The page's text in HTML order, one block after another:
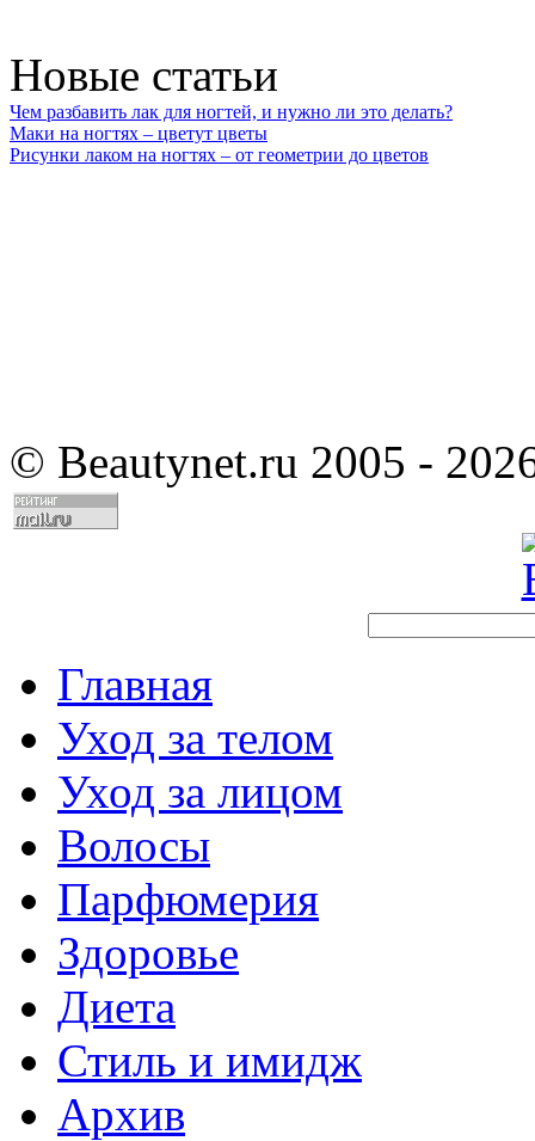
Новые статьи
Чем разбавить лак для ногтей, и нужно ли это делать?
Маки на ногтях – цветут цветы
Рисунки лаком на ногтях – от геометрии до цветов
© Beautynet.ru 2005 -
Главная
Уход за телом
Уход за лицом
Волосы
Парфюмерия
Здоровье
Диета
Стиль и имидж
Архив